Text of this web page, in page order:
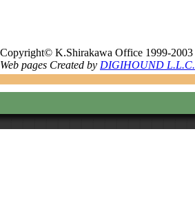
Copyright© K.Shirakawa Office 1999-2003
Web pages Created by DIGIHOUND L.L.C.